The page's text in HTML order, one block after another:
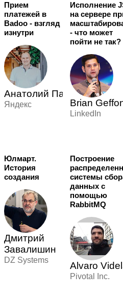
Прием
платежей в
Badoo - взгляд
изнутри
Анатолий Панов
Яндекс
Исполнение
на сервере
- что может
пойти не так?
Brian
LinkedIn
Юлмарт.
История
создания
Дмитрий
Завалишин
DZ Systems
Построение
системы
данных с
помощью
RabbitMQ
Alvaro
Pivotal Inc.